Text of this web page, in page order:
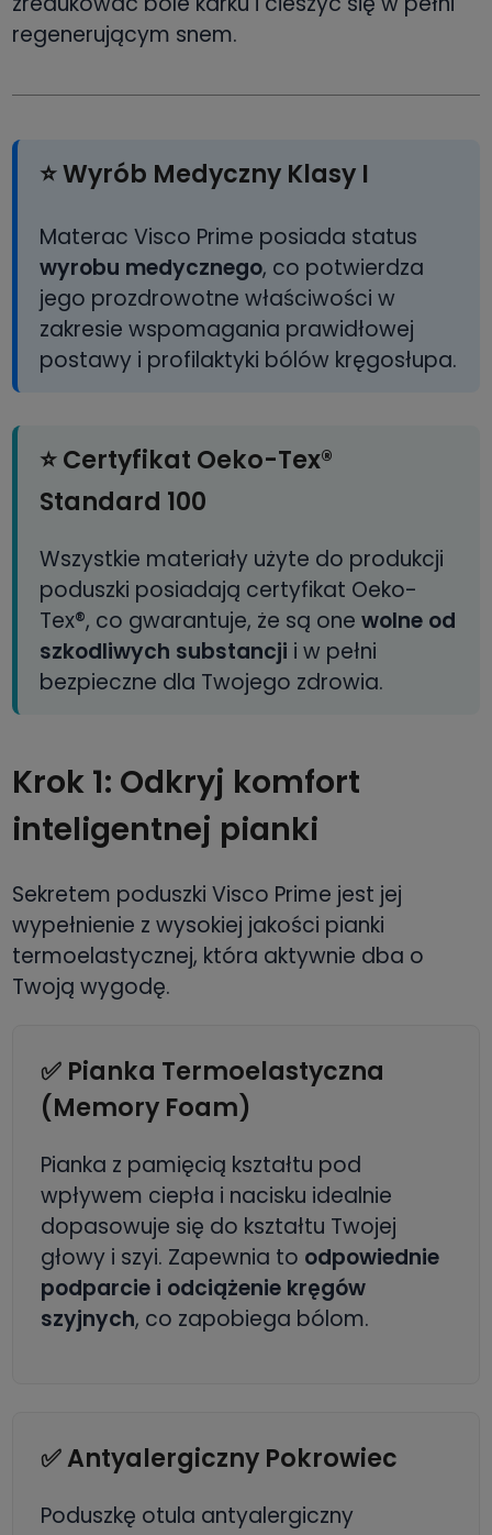
regenerującym snem.
⭐ Wyrób Medyczny Klasy I
Materac Visco Prime posiada status
wyrobu medycznego, co potwierdza
jego prozdrowotne właściwości w
zakresie wspomagania prawidłowej
postawy i profilaktyki bólów kręgosłupa.
⭐ Certyfikat Oeko-Tex®
Standard 100
Wszystkie materiały użyte do produkcji
poduszki posiadają certyfikat Oeko-
Tex®, co gwarantuje, że są onewolne od
szkodliwych substancji i w pełni
bezpieczne dla Twojego zdrowia.
Krok 1: Odkryj komfort
inteligentnej pianki
Sekretem poduszki Visco Prime jest jej
wypełnienie z wysokiej jakości pianki
termoelastycznej, która aktywnie dba o
Twoją wygodę.
✅ Pianka Termoelastyczna
(Memory Foam)
Pianka z pamięcią kształtu pod
wpływem ciepła i nacisku idealnie
dopasowuje się do kształtu Twojej
głowy i szyi. Zapewnia to odpowiednie
podparcie i odciążenie kręgów
szyjnych, co zapobiega bólom.
✅ Antyalergiczny Pokrowiec
Poduszkę otula antyalergiczny